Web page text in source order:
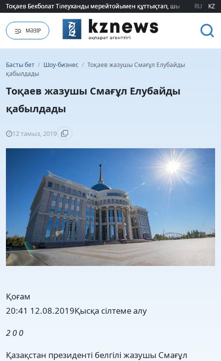
Тоқаев Бекболат Тілеуханды мерейтойымен құттықтап, шығармашылық
Тоқаев Бекболат Тілеуханды мерейтойымен құттықтап, шығармашылық
RU KZ
МӘЗІР
Басты бет / Шоу-бизнес / Тоқаев жазушы Смағұл Елубайды
қабылдады
Тоқаев жазушы Смағұл Елубайды
қабылдады
12 тамыз, 2019
Қоғам
20:41 12.08.2019Қысқа сілтеме алу
2 0 0
Қазақстан президенті белгілі жазушы Смағұл